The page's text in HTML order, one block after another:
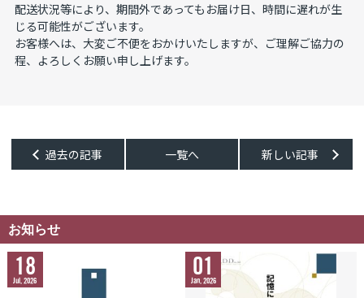
配送状況等により、期間外であってもお届け日、時間に遅れが生
じる可能性がございます。
お客様へは、大変ご不便をおかけいたしますが、ご理解ご協力の
程、よろしくお願い申し上げます。
過去の記事 一覧へ 新しい記事
お知らせ
18
Jul, 2026
01
Jan, 2026